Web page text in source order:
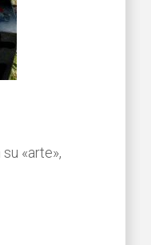
«arte»,